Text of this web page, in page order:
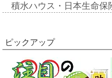
積水ハウス・日本生命
ピックアップ